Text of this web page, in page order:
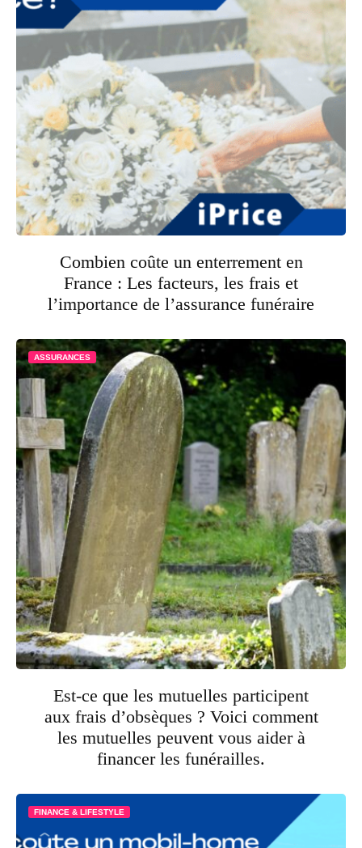
Combien coûte un enterrement en
France : Les facteurs, les frais et
l’importance de l’assurance funéraire
ASSURANCES
Est-ce que les mutuelles participent
aux frais d’obsèques ? Voici comment
les mutuelles peuvent vous aider à
financer les funérailles.
FINANCE & LIFESTYLE